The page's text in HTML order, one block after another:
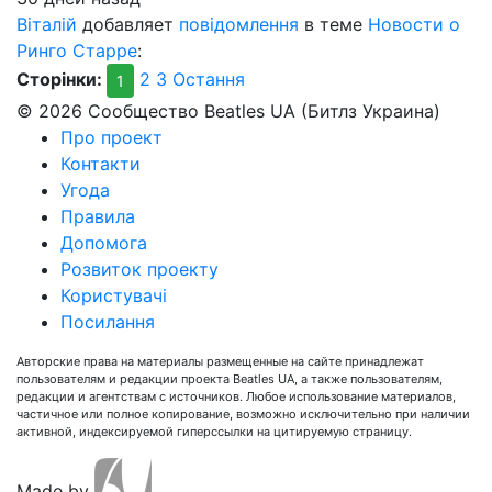
Віталій добавляет повідомлення в теме Новости о
Ринго Старре:
Сторінки:
1 2 3 Остання
© 2026 Сообщество Beatles UA (Битлз Украина)
Про проект
Контакти
Угода
Правила
Допомога
Розвиток проекту
Користувачі
Посилання
Авторские права на материалы размещенные на сайте принадлежат
пользователям и редакции проекта Beatles UA, а также пользователям,
редакции и агентствам с источников. Любое использование материалов,
частичное или полное копирование, возможно исключительно при наличии
активной, индексируемой гиперссылки на цитируемую страницу.